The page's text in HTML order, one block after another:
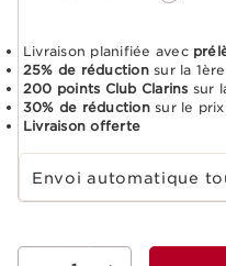
Livraison planifiée avec
25% de réduction sur la
200 points Club Clarins sur
30% de réductionsur le prix
Livraison offerte
Sélectionnez la durée de l'abonnement